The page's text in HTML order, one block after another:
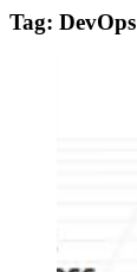
Tag: DevOps